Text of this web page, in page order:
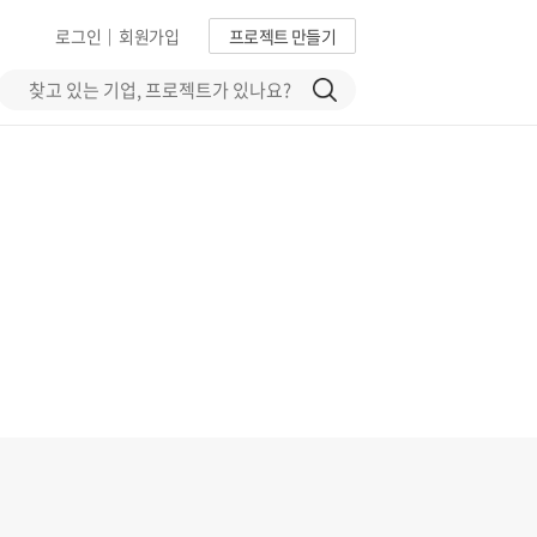
프로젝트 만들기
회원가입
|
로그인